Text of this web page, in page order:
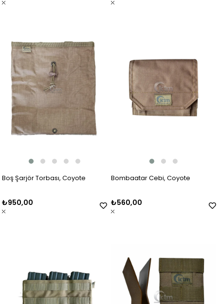
Boş Şarjör Torbası, Coyote
₺950,00
Bombaatar Cebi, Coyote
₺560,00